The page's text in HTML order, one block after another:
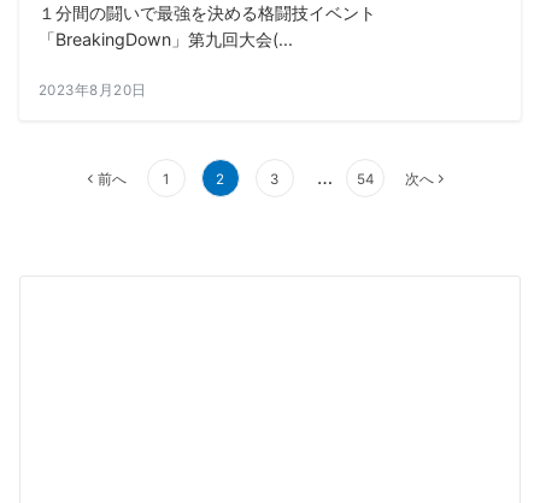
１分間の闘いで最強を決める格闘技イベント
「BreakingDown」第九回大会(...
2023年8月20日
前へ 1 2 3 … 54 次へ